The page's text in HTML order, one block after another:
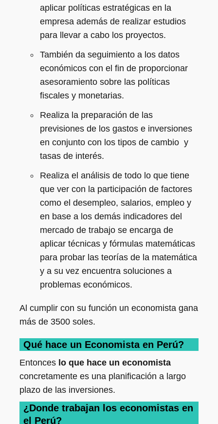
aplicar políticas estratégicas en la
empresa además de realizar estudios
para llevar a cabo los proyectos.
También da seguimiento a los datos
económicos con el fin de proporcionar
asesoramiento sobre las políticas
fiscales y monetarias.
Realiza la preparación de las
previsiones de los gastos e inversiones
en conjunto con los tipos de cambio y
tasas de interés.
Realiza el análisis de todo lo que tiene
que ver con la participación de factores
como el desempleo, salarios, empleo y
en base a los demás indicadores del
mercado de trabajo se encarga de
aplicar técnicas y fórmulas matemáticas
para probar las teorías de la matemática
y a su vez encuentra soluciones a
problemas económicos.
Al cumplir con su función un economista gana
más de 3500 soles.
Qué hace un Economista en Perú?
Entonces lo que hace un economista
concretamente es una planificación a largo
plazo de las inversiones.
¿Donde trabajan los economistas en
el Perú?